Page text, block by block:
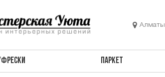
Алматы
ПАРКЕТ